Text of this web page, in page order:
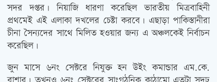
সদর দপ্তর। নিয়াজি ধারণা করেছিল ভারতীয় মিত্রবাহিনী
প্রথমেই এই এলাকা দখলের চেষ্টা করবে। এছাড়া পাকিস্তানীরা
চীনা সৈন্যদের সাথে মিলিত হওয়ার জন্য এ অঞ্চলকেই নির্বাচন
করেছিল।
জুন মাসে ৬নং সেক্টরে নিযুক্ত হন উইং কমান্ডার এম.কে.